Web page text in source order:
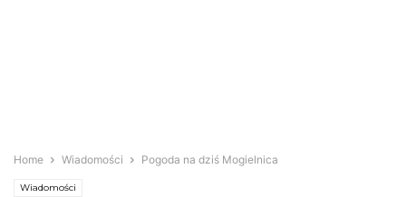
Home Wiadomości Pogoda na dziś Mogielnica
Wiadomości